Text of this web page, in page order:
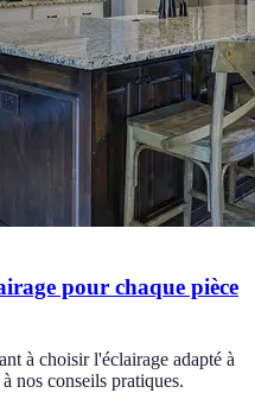
pour chaque pièce
à choisir l'éclairage adapté à
nos conseils pratiques.